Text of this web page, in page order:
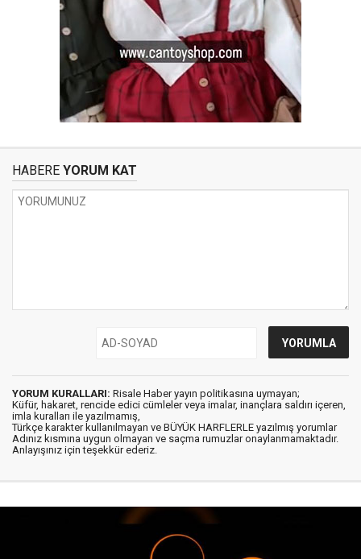
HABERE YORUM KAT
YORUM KURALLARI: Risale Haber yayın politikasına uymayan;
Küfür, hakaret, rencide edici cümleler veya imalar, inançlara saldırı içeren,
imla kuralları ile yazılmamış,
Türkçe karakter kullanılmayan ve BÜYÜK HARFLERLE yazılmış yorumlar
Adınız kısmına uygun olmayan ve saçma rumuzlar onaylanmamaktadır.
Anlayışınız için teşekkür ederiz.